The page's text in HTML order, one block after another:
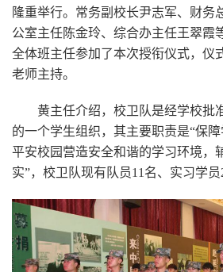
隆重举行。常务副校长尹志军、财务
公室主任陈金玲、综合办主任王翠霞
全体班主任参加了本次授衔仪式，仪
老师主持。
黄主任介绍，校卫队是经学校批
的一个学生组织，其主要职责是“保
平安校园营造安全和谐的学习环境，
实”，校卫队现有队员11名、实习学员